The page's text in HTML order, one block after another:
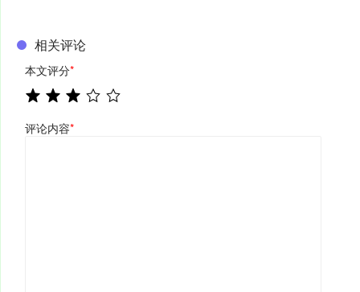
相关评论
本文评分*
评论内容*